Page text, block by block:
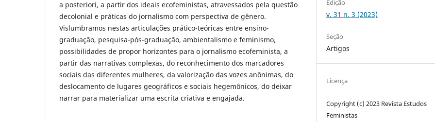
a posteriori, a partir dos ideais ecofeministas, atravessados pela questão
decolonial e práticas do jornalismo com perspectiva de gênero.
Vislumbramos nestas articulações prático-teóricas entre ensino-
graduação, pesquisa-pós-graduação, ambientalismo e feminismo,
possibilidades de propor horizontes para o jornalismo ecofeminista, a
partir das narrativas complexas, do reconhecimento dos marcadores
sociais das diferentes mulheres, da valorização das vozes anônimas, do
deslocamento de lugares geográficos e sociais hegemônicos, do deixar
narrar para materializar uma escrita criativa e engajada.
Edição
v. 31 n. 3 (2023)
Seção
Artigos
Licença
Copyright (c) 2023 Revista Estudos
Feministas